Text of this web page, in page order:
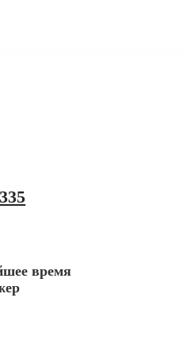
время